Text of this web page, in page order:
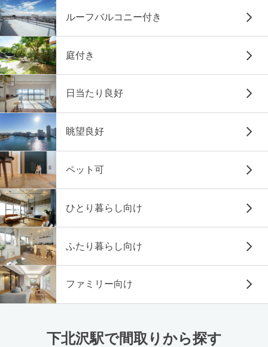
ルーフバルコニー付き
庭付き
日当たり良好
眺望良好
ペット可
ひとり暮らし向け
ふたり暮らし向け
ファミリー向け
下北沢駅で間取りから探す